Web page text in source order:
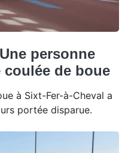
personne
de boue
à Sixt-Fer-à-Cheval a
portée disparue.